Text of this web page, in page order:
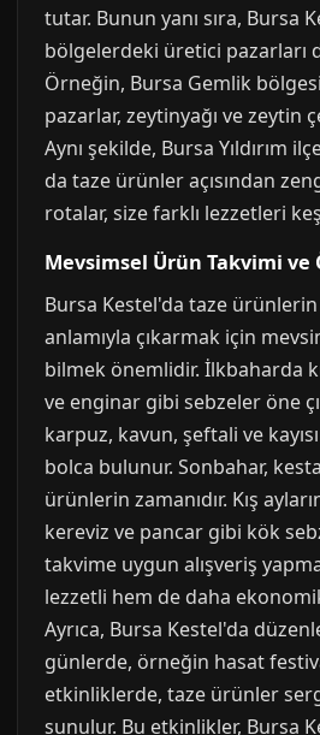
tutar. Bunun yanı sıra, Bursa
bölgelerdeki üretici pazarları
Örneğin, Bursa Gemlik
pazarlar, zeytinyağı ve zeytin
Aynı şekilde, Bursa Yıldırım
da taze ürünler açısından
rotalar, size farklı lezzetleri
Mevsimsel Ürün Takvimi ve
Bursa Kestel'da taze ürünlerin
anlamıyla çıkarmak için
bilmek önemlidir. İlkbaharda
ve enginar gibi sebzeler öne
karpuz, kavun, şeftali ve
bolca bulunur. Sonbahar,
ürünlerin zamanıdır. Kış
kereviz ve pancar gibi kök
takvime uygun alışveriş
lezzetli hem de daha
Ayrıca, Bursa Kestel'da
günlerde, örneğin hasat
etkinliklerde, taze ürünler
sunulur. Bu etkinlikler, Bursa